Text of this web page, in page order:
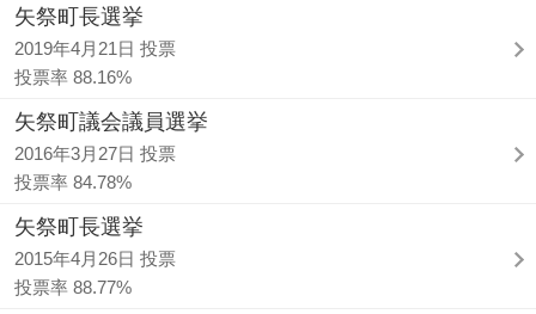
矢祭町長選挙
2019年4月21日 投票
投票率 88.16%
矢祭町議会議員選挙
2016年3月27日 投票
投票率 84.78%
矢祭町長選挙
2015年4月26日 投票
投票率 88.77%